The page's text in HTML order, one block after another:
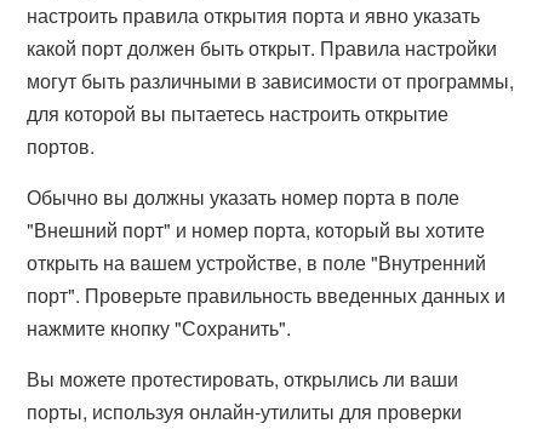
настроить правила открытия порта и явно указать
какой порт должен быть открыт. Правила настройки
могут быть различными в зависимости от программы,
для которой вы пытаетесь настроить открытие
портов.
Обычно вы должны указать номер порта в поле
"Внешний порт" и номер порта, который вы хотите
открыть на вашем устройстве, в поле "Внутренний
порт". Проверьте правильность введенных данных и
нажмите кнопку "Сохранить".
Вы можете протестировать, открылись ли ваши
порты, используя онлайн-утилиты для проверки